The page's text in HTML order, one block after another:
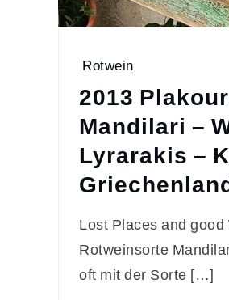
Rotwein
2013
Mandilari –
Lyrarakis –
Lost Places and
Rotweinsorte
oft mit der Sorte […]